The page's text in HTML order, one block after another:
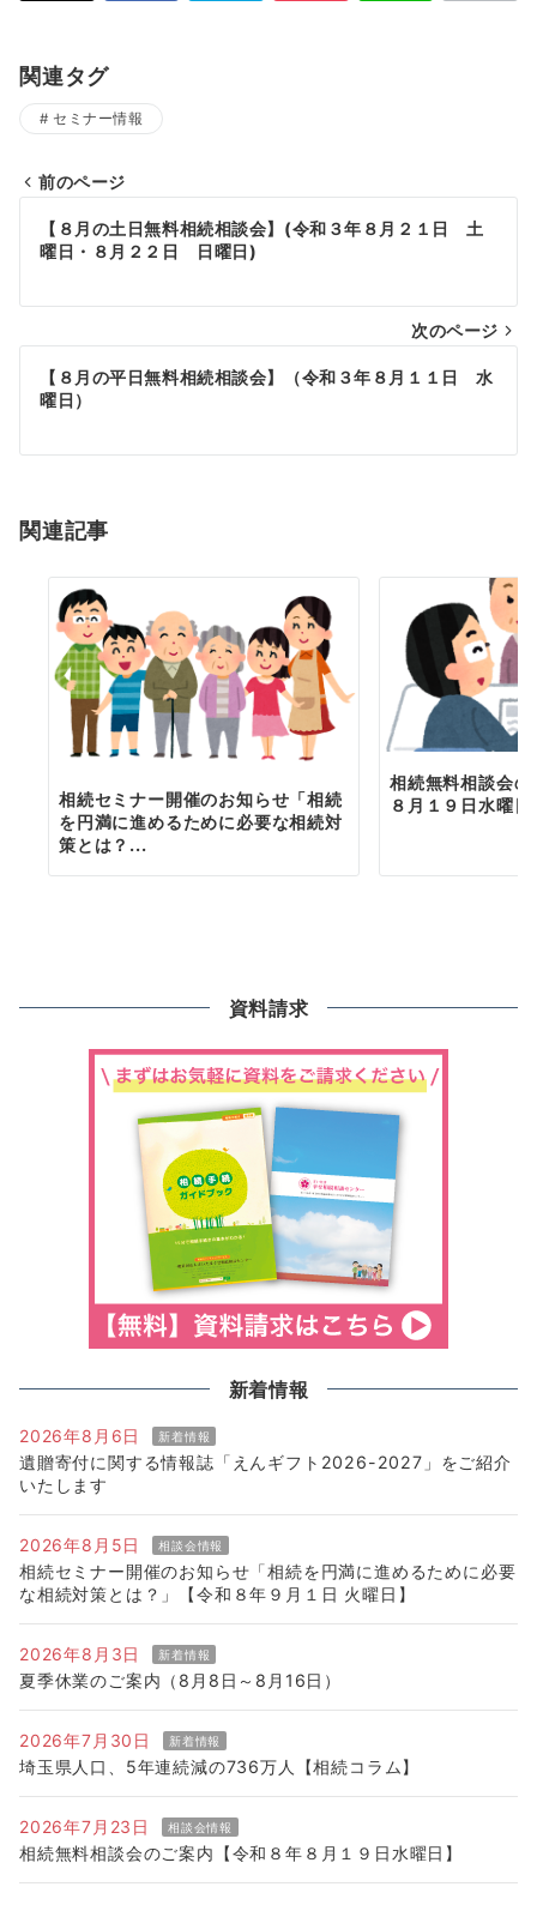
関連タグ
セミナー情報
稿
ビ
シ
ン
前のページ
【８月の土日無料相続相談会】(令和３年８月２１日 土
曜日・８月２２日 日曜日)
次のページ
【８月の平日無料相続相談会】（令和３年８月１１日 水
曜日）
関連記事
相続セミナー開催のお知らせ「相続
を円満に進めるために必要な相続対
策とは？...
相続無料相談会
８月１９日水曜日
資料請求
新着情報
2026年8月6日 新着情報
遺贈寄付に関する情報誌「えんギフト2026-2027」をご紹介
いたします
2026年8月5日 相談会情報
相続セミナー開催のお知らせ「相続を円満に進めるために必要
な相続対策とは？」【令和８年９月１日 火曜日】
2026年8月3日 新着情報
夏季休業のご案内（8月8日～8月16日）
2026年7月30日 新着情報
埼玉県人口、5年連続減の736万人【相続コラム】
2026年7月23日 相談会情報
相続無料相談会のご案内【令和８年８月１９日水曜日】